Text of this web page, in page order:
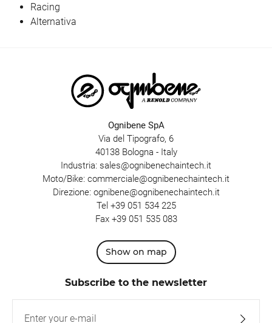
Racing
Alternativa
Ognibene SpA
Via del Tipografo, 6
40138 Bologna - Italy
Industria: sales@ognibenechaintech.it
Moto/Bike: commerciale@ognibenechaintech.it
Direzione: ognibene@ognibenechaintech.it
Tel +39 051 534 225
Fax +39 051 535 083
Show on map
Subscribe to the newsletter